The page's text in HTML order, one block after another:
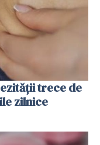
trece de
zilnice